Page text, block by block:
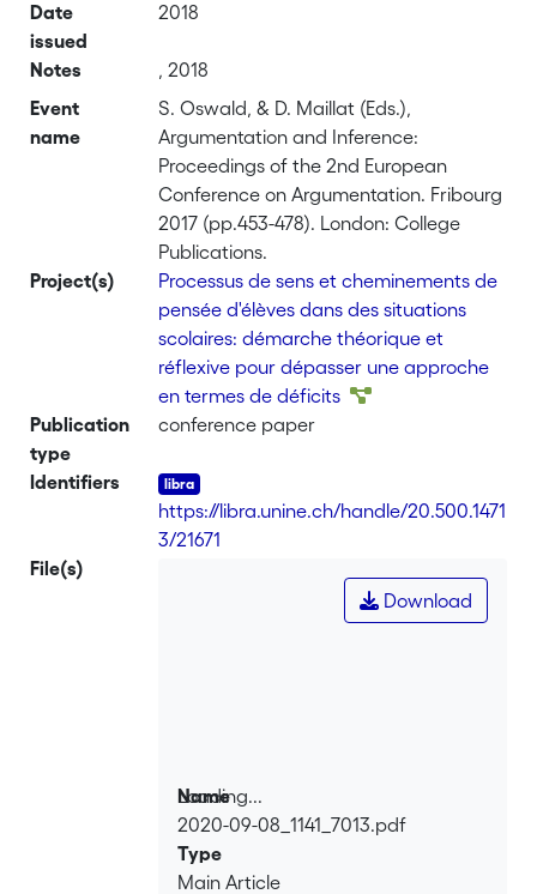
Date
issued
2018
Notes
, 2018
Event
name
S. Oswald, & D. Maillat (Eds.),
Argumentation and Inference:
Proceedings of the 2nd European
Conference on Argumentation. Fribourg
2017 (pp.453-478). London: College
Publications.
Project(s)
Processus de sens et cheminements de
pensée d'élèves dans des situations
scolaires: démarche théorique et
réflexive pour dépasser une approche
en termes de déficits
Publication
type
conference paper
Identifiers
https://libra.unine.ch/handle/20.500.1471
3/21671
File(s)
Loading...
Loading...
Download
Name
2020-09-08_1141_7013.pdf
Type
Main Article